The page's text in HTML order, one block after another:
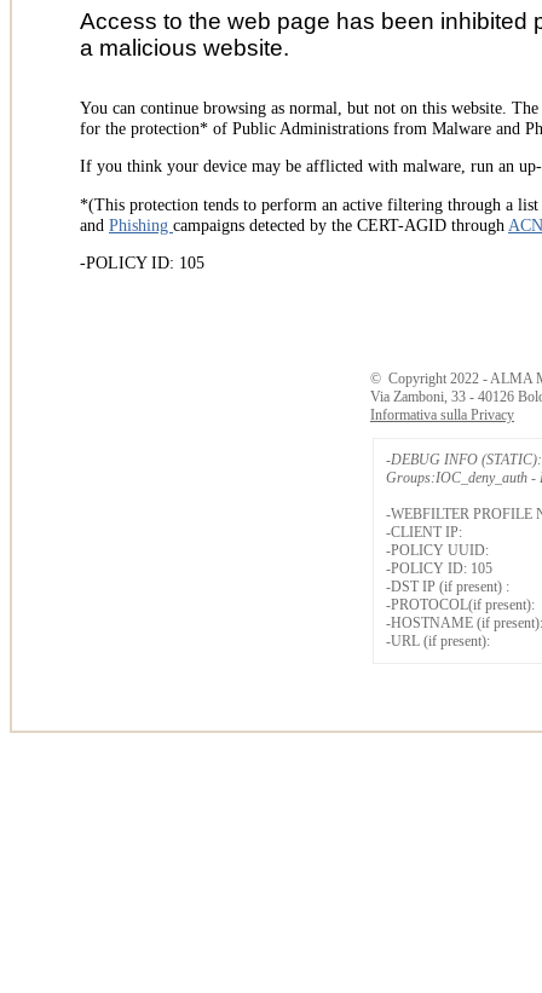
Access to the web page has been
a malicious website.
You can continue browsing as normal, but not on this website.
for the protection* of Public Administrations from Malware and
If you think your device may be afflicted with malware, run an
*(This protection tends to perform an active filtering through a
and Phishing campaigns detected by the CERT-AGID through
-POLICY ID: 105
© Copyright 2022 - ALMA
Via Zamboni, 33 - 40126
Informativa sulla Privacy
-DEBUG INFO (STATIC):
Groups:IOC_deny_auth -
-WEBFILTER PROFILE
-CLIENT IP:
-POLICY UUID:
-POLICY ID: 105
-DST IP (if present) :
-PROTOCOL(if present):
-HOSTNAME (if present):
-URL (if present):